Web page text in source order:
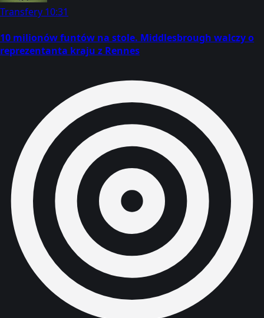
Transfery 10:31
10 milionów funtów na stole. Middlesbrough walczy o
reprezentanta kraju z Rennes